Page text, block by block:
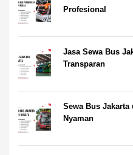
Profesional
Jasa Sewa Bus
Transparan
Sewa Bus
Nyaman